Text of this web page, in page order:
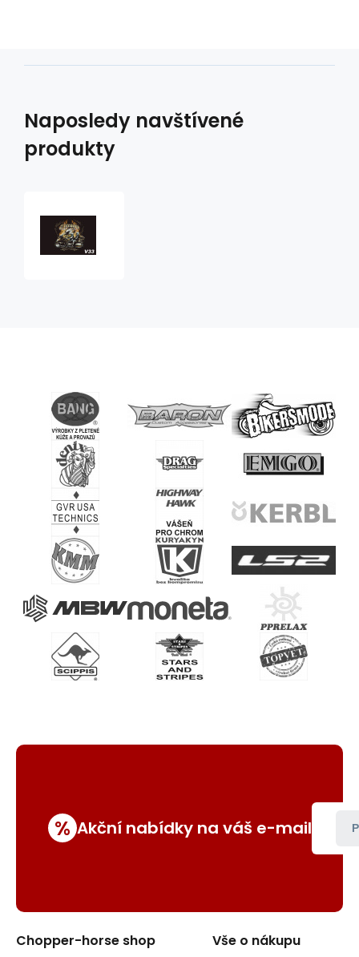
Naposledy navštívené
produkty
% Akční nabídky na váš e-mail
Chopper-horse shop Vše o nákupu